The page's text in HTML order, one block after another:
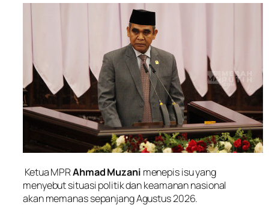
Ketua MPRAhmad Muzani menepis isu yang
menyebut situasi politik dan keamanan nasional
akan memanas sepanjang Agustus 2026.